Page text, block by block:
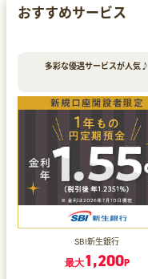
おすすめサービス
多彩な優遇サービスが人気♪
SBI新生銀行
最大1,200P